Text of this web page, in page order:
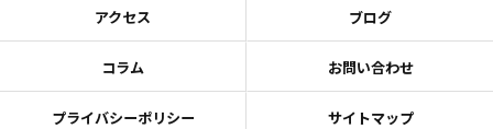
アクセス ブログ
コラム お問い合わせ
プライバシーポリシー サイトマップ